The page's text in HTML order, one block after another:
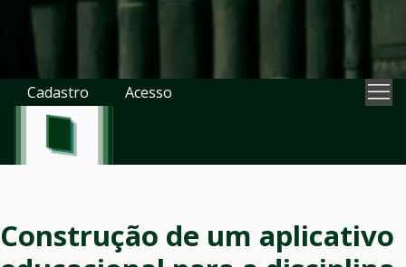
Cadastro Acesso
Construção de um aplicativo